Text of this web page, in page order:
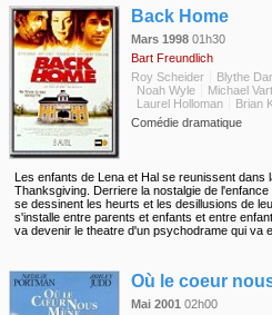
Back Home
Mars 1998 01h30
Bart Freundlich
Roy Scheider
Blythe
Noah Wyle
Michael
Laurel Holloman
Brian
Comédie dramatique
Les enfants de Lena et Hal se reunissent dans
Thanksgiving. Derriere la nostalgie de
se dessinent les heurts et les desillusions de
s'installe entre parents et enfants et entre
va devenir le theatre d'un psychodrame qui va
Où le coeur
Mai 2001 02h00